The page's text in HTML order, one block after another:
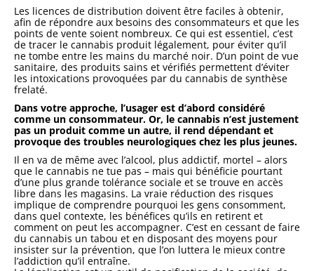
Les licences de distribution doivent être faciles à obtenir,
afin de répondre aux besoins des consommateurs et que les
points de vente soient nombreux. Ce qui est essentiel, c’est
de tracer le cannabis produit légalement, pour éviter qu’il
ne tombe entre les mains du marché noir. D’un point de vue
sanitaire, des produits sains et vérifiés permettent d’éviter
les intoxications provoquées par du cannabis de synthèse
frelaté.
Dans votre approche, l’usager est d’abord considéré
comme un consommateur. Or, le cannabis n’est justement
pas un produit comme un autre, il rend dépendant et
provoque des troubles neurologiques chez les plus jeunes.
Il en va de même avec l’alcool, plus addictif, mortel – alors
que le cannabis ne tue pas – mais qui bénéficie pourtant
d’une plus grande tolérance sociale et se trouve en accès
libre dans les magasins. La vraie réduction des risques
implique de comprendre pourquoi les gens consomment,
dans quel contexte, les bénéfices qu’ils en retirent et
comment on peut les accompagner. C’est en cessant de faire
du cannabis un tabou et en disposant des moyens pour
insister sur la prévention, que l’on luttera le mieux contre
l’addiction qu’il entraîne.